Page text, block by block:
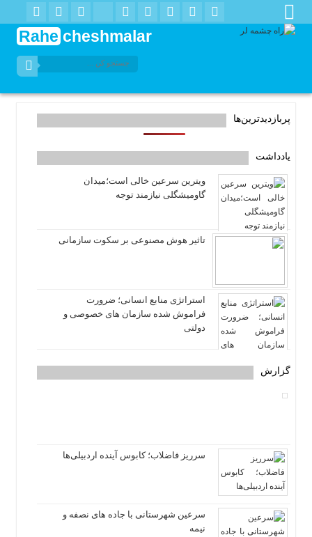
Rahe cheshmalar
پربازدیدترین‌ها
یادداشت
ویترین سرعین خالی است؛میدان
گاومیشگلی نیازمند توجه
تاثیر هوش مصنوعی بر سکوت سازمانی
استراتژی منابع انسانی؛ ضرورت
فراموش شده سازمان های خصوصی و
دولتی
گزارش
سرریز فاضلاب؛ کابوس آینده اردبیلی‌ها
سرعین شهرستانی با جاده های نصفه و
نیمه